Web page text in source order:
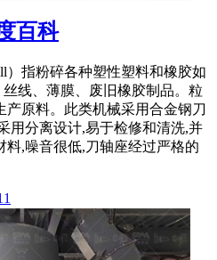
百科
）指粉碎各种塑性塑料和橡胶如
线、薄膜、废旧橡胶制品。粒
产原料。此类机械采用合金钢刀
用分离设计,易于检修和清洗,并
料,噪音很低,刀轴座经过严格的